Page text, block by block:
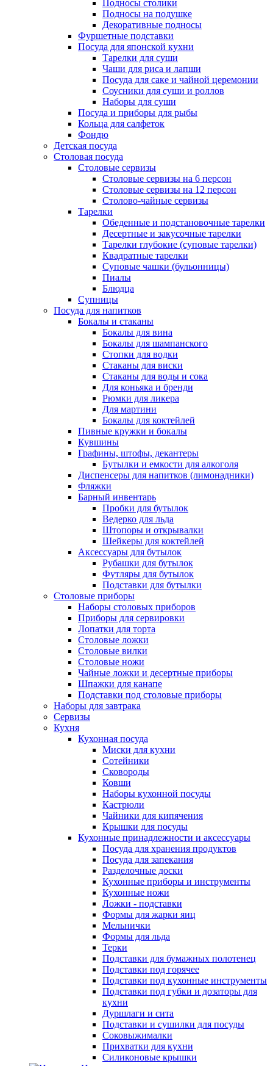
Подносы столики
Подносы на подушке
Декоративные подносы
Фуршетные подставки
Посуда для японской кухни
Тарелки для суши
Чаши для риса и лапши
Посуда для саке и чайной церемонии
Соусники для суши и роллов
Наборы для суши
Посуда и приборы для рыбы
Кольца для салфеток
Фондю
Детская посуда
Столовая посуда
Столовые сервизы
Столовые сервизы на 6 персон
Столовые сервизы на 12 персон
Столово-чайные сервизы
Тарелки
Обеденные и подстановочные тарелки
Десертные и закусочные тарелки
Тарелки глубокие (суповые тарелки)
Квадратные тарелки
Суповые чашки (бульонницы)
Пиалы
Блюдца
Супницы
Посуда для напитков
Бокалы и стаканы
Бокалы для вина
Бокалы для шампанского
Стопки для водки
Стаканы для виски
Стаканы для воды и сока
Для коньяка и бренди
Рюмки для ликера
Для мартини
Бокалы для коктейлей
Пивные кружки и бокалы
Кувшины
Графины, штофы, декантеры
Бутылки и емкости для алкоголя
Диспенсеры для напитков (лимонадники)
Фляжки
Барный инвентарь
Пробки для бутылок
Ведерко для льда
Штопоры и открывалки
Шейкеры для коктейлей
Аксессуары для бутылок
Рубашки для бутылок
Футляры для бутылок
Подставки для бутылки
Столовые приборы
Наборы столовых приборов
Приборы для сервировки
Лопатки для торта
Столовые ложки
Столовые вилки
Столовые ножи
Чайные ложки и десертные приборы
Шпажки для канапе
Подставки под столовые приборы
Наборы для завтрака
Сервизы
Кухня
Кухонная посуда
Миски для кухни
Сотейники
Сковороды
Ковши
Наборы кухонной посуды
Кастрюли
Чайники для кипячения
Крышки для посуды
Кухонные принадлежности и аксессуары
Посуда для хранения продуктов
Посуда для запекания
Разделочные доски
Кухонные приборы и инструменты
Кухонные ножи
Ложки - подставки
Формы для жарки яиц
Мельнички
Формы для льда
Терки
Подставки для бумажных полотенец
Подставки под горячее
Подставки под кухонные инструменты
Подставки под губки и дозаторы для
кухни
Дуршлаги и сита
Подставки и сушилки для посуды
Соковыжималки
Прихватки для кухни
Силиконовые крышки